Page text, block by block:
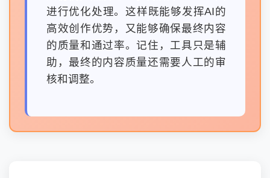
进行优化处理。这样既能够发挥AI的
高效创作优势，又能够确保最终内容
的质量和通过率。记住，工具只是辅
助，最终的内容质量还需要人工的审
核和调整。